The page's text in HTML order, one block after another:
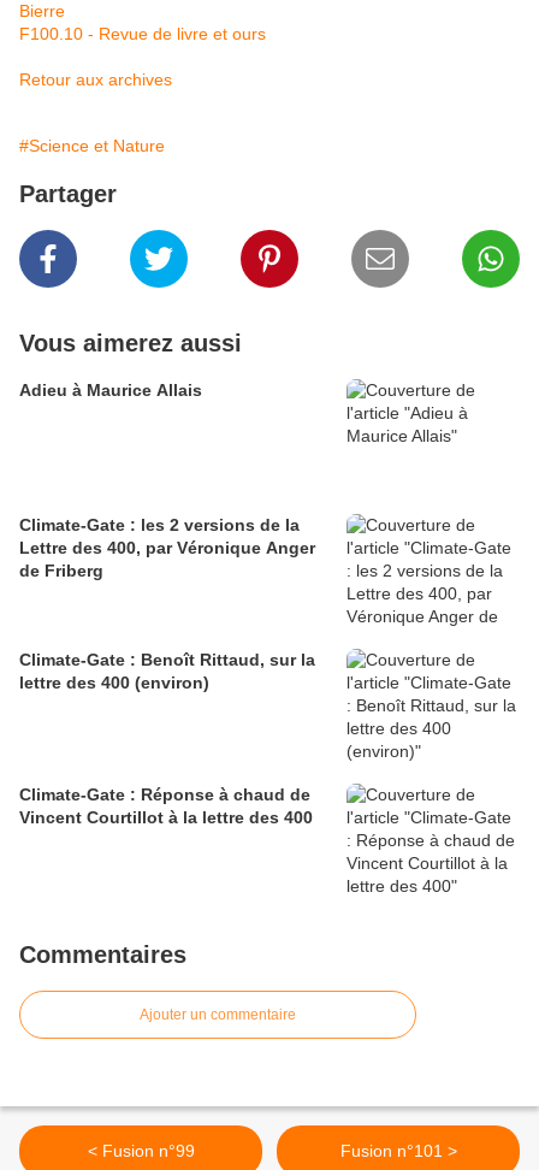
Bierre
F100.10 - Revue de livre et ours
Retour aux archives
#Science et Nature
Partager
Vous aimerez aussi
Adieu à Maurice Allais
Climate-Gate : les 2 versions de la
Lettre des 400, par Véronique Anger
de Friberg
Climate-Gate : Benoît Rittaud, sur la
lettre des 400 (environ)
Climate-Gate : Réponse à chaud de
Vincent Courtillot à la lettre des 400
Commentaires
Ajouter un commentaire
< Fusion n°99 Fusion n°101 >